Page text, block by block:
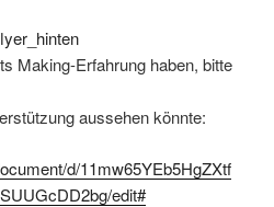
Making-Erfahrung haben, bitte
aussehen könnte:
d/11mw65YEb5HgZXtf
edit#